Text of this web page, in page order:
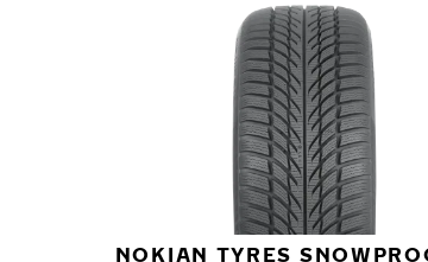
NOKIAN TYRES